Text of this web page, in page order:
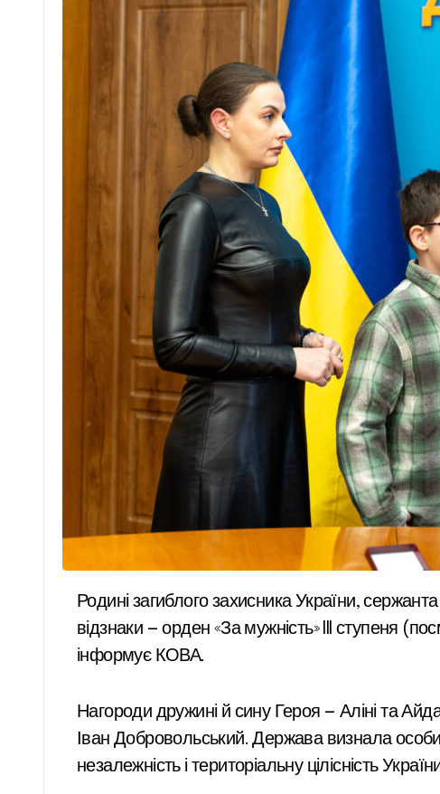
Родині загиблого захисника України, сержанта Сил спеціальних операцій Віталія Жеребчука, передали його державні та відомчі
відзнаки — орден «За мужність» III ступеня
інформує КОВА.
Нагороди дружині й сину Героя — Аліні та
Іван Добровольський. Держава визнала
незалежність і територіальну цілісність